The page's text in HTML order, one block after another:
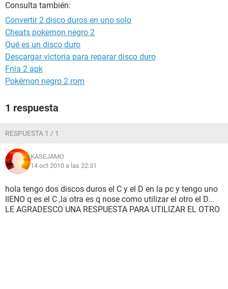
Consulta también:
Convertir 2 disco duros en uno solo
Cheats pokemon negro 2
Qué es un disco duro
Descargar victoria para reparar disco duro
Fnia 2 apk
Pokémon negro 2 rom
1 respuesta
RESPUESTA 1 / 1
KASEJAMO
14 oct 2010 a las 22:31
hola tengo dos discos duros el C y el D en la pc y tengo uno
llENO q es el C ,la otra es q nose como utilizar el otro el D...
LE AGRADESCO UNA RESPUESTA PARA UTILIZAR EL OTRO